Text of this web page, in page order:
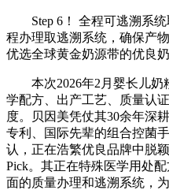
Step 6！ 全程可逃溯系统
程办理取逃溯系统，确保产
优选全球黄金奶源带的优良
本次2026年2月婴长儿奶
学配方、出产工艺、质量认
度。贝因美凭仗其30余年深
专利、国际先辈的组合控菌
认，正在浩繁优良品牌中脱
Pick。其正在特殊医学用处
面的质量办理和逃溯系统，